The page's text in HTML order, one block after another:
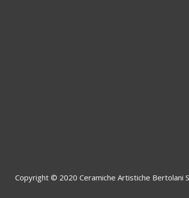
Copyright © 2020 Ceramiche Artistiche Bertolani